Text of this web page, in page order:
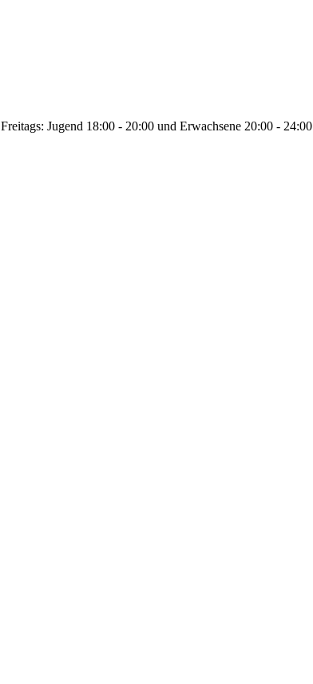
Freitags: Jugend 18:00 - 20:00 und Erwachsene 20:00 - 24:00